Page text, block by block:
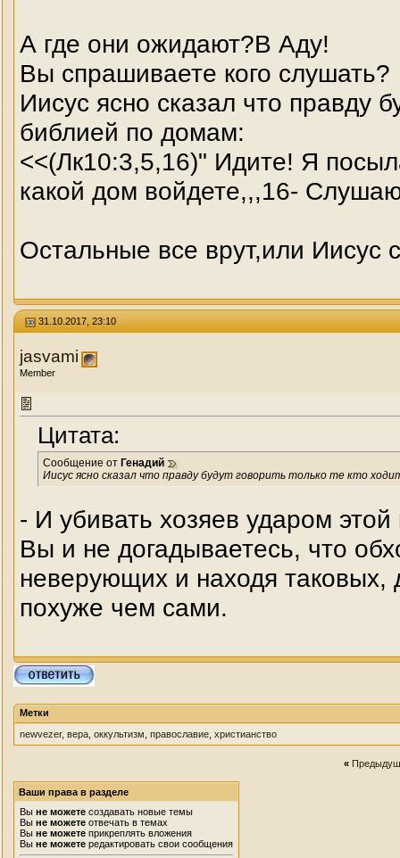
А где они ожидают?В Аду!
Вы спрашиваете кого слушать?
Иисус ясно сказал что правду
библией по домам:
<<(Лк10:3,5,16)" Идите! Я
какой дом войдете,,,16-
Остальные все врут,или Иисус
31.10.2017, 23:10
jasvami
Member
Цитата:
Сообщение от Генадий
Иисус ясно сказал что правду будут говорить только те кто
- И убивать хозяев ударом этой
Вы и не догадываетесь, что
неверующих и находя таковых,
похуже чем сами.
Метки
newvezer, вера оккультизм православие христианство
«
Ваши права в разделе
Вы не можете создавать новые темы
Вы не можете отвечать в темах
Вы не можете прикреплять вложения
Вы не можете редактировать свои сообщения